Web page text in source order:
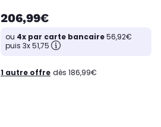
206,99€
ou 4x par carte bancaire56,92€
puis 3x 51,75
1 autre offre dès 186,99€